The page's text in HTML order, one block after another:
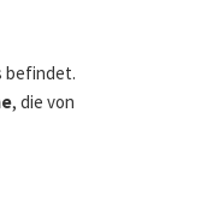
befindet.
, die von